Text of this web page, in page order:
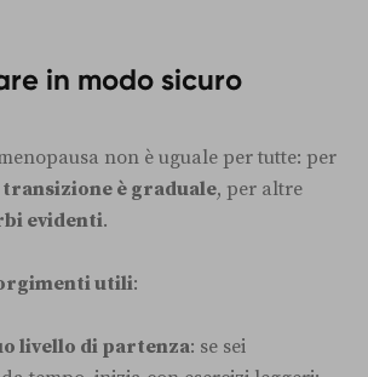
in modo sicuro
non è uguale per tutte: per
transizione è graduale, per altre
evidenti.
utili:
livello di partenza: se sei